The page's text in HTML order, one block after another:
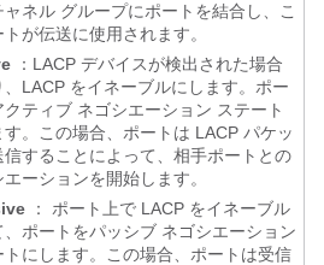
ャネル グループにポートを結合し、こ
が伝送に使用されます。
：LACP デバイスが検出された場合
、LACP をイネーブルにします。ポー
クティブ ネゴシエーション ステート
す。この場合、ポートは LACP パケッ
信することによって、相手ポートとの
ーションを開始します。
：
ポート上で LACP をイネーブル
、ポートをパッシブ ネゴシエーション
トにします。この場合、ポートは受信